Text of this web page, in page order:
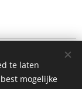
te laten
mogelijke